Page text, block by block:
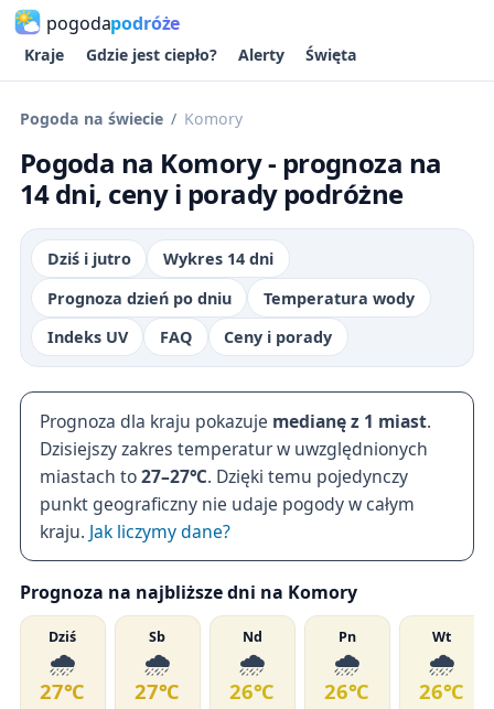
pogodapodróże
Kraje Gdzie jest ciepło? Alerty Święta
Pogoda na świecie Komory
Pogoda na Komory - prognoza na
14 dni, ceny i porady podróżne
Dziś i jutro
Wykres 14 dni
Prognoza dzień po dniu
Temperatura wody
Indeks UV
FAQ Ceny i porady
Prognoza dla kraju pokazuje medianę z 1 miast.
Dzisiejszy zakres temperatur w uwzględnionych
miastach to27–27℃. Dzięki temu pojedynczy
punkt geograficzny nie udaje pogody w całym
kraju. Jak liczymy dane?
Prognoza na najbliższe dni na Komory
Dziś
🌧️
27℃
Sb
🌧️
27℃
Nd
🌧️
26℃
Pn
🌧️
26℃
Wt
🌧️
26℃